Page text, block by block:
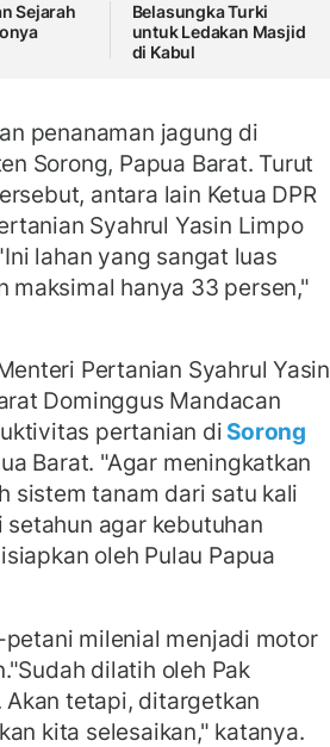
Sejarah
Belasungka Turki
untuk Ledakan Masjid
di Kabul
penanaman jagung di
Sorong, Papua Barat. Turut
antara lain Ketua DPR
Syahrul Yasin Limpo
lahan yang sangat luas
hanya 33 persen,"
Pertanian Syahrul Yasin
Dominggus Mandacan
pertanian diSorong
Barat. "Agar meningkatkan
sistem tanam dari satu kali
agar kebutuhan
oleh Pulau Papua
milenial menjadi motor
dilatih oleh Pak
tetapi, ditargetkan
kita selesaikan," katanya.